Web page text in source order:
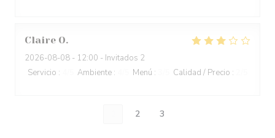
Claire O
2026-08-08 - 12:00 - Invitados 2
Servicio : Ambiente : Menú : Calidad / Precio :
2 3